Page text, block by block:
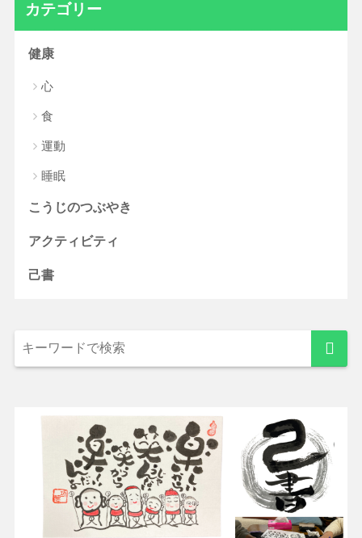
カテゴリー
健康
心
食
運動
睡眠
こうじのつぶやき
アクティビティ
己書